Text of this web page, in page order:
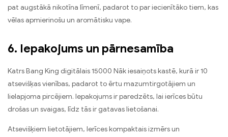
pat augstākā nikotīna līmenī, padarot to par iecienītāko tiem, kas
vēlas apmierinošu un aromātisku vape.
6. Iepakojums un pārnesamība
Katrs Bang King digitālais 15000 Nāk iesaiņots kastē, kurā ir 10
atsevišķas vienības, padarot to ērtu mazumtirgotājiem un
lielapjoma pircējiem. Iepakojums ir paredzēts, lai ierīces būtu
drošas un svaigas, līdz tās ir gatavas lietošanai.
Atsevišķiem lietotājiem, Ierīces kompaktais izmērs un